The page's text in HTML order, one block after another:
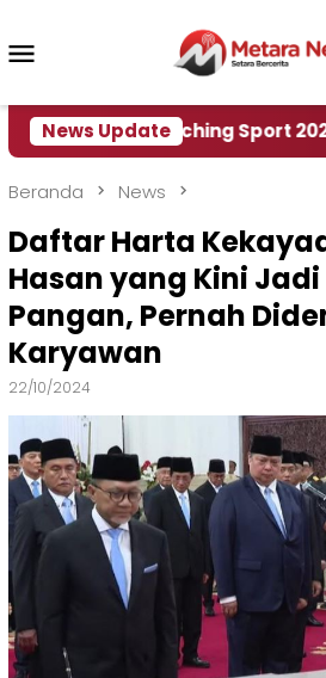
konten
News Update
Marching Sport 2027
Beranda News
Daftar Harta
Hasan yang Kini
Pangan, Pernah
Karyawan
22/10/2024